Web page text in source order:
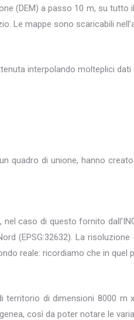
(DEM) a passo 10 m, su
Le mappe sono scaricabili
interpolando molteplici dati
quadro di unione, hanno
caso di questo fornito
(EPSG:32632). La
reale: ricordiamo che in quel
di dimensioni 8000 m
così da poter notare le